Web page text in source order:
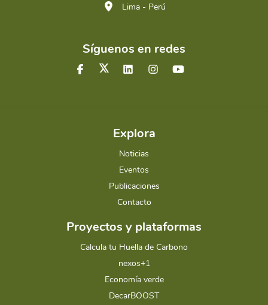
Lima - Perú
Síguenos en redes
Explora
Noticias
Eventos
Publicaciones
Contacto
Proyectos y plataformas
Calcula tu Huella de Carbono
nexos+1
Economía verde
DecarBOOST